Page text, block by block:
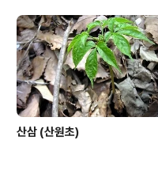
산삼 (산원초)